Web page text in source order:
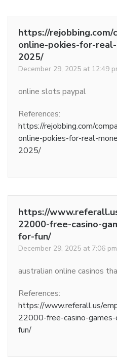
https://rejobbing.com/
online-pokies-for-
2025/
December 29, 2025 at 12:49
online slots paypal
References:
https://rejobbing.com/
online-pokies-for-real-
2025/
https://
22000-free-casino-
for-fun/
December 29, 2025 at 7:06 pm
australian online casinos
References:
https://www.referall.us/
22000-free-casino-
fun/